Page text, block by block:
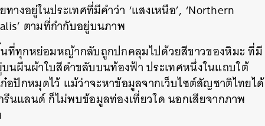
งอยู่ในประเทศที่มีคำว่า ‘แสงเหนือ’, ‘Northern
ตามที่กำกับอยู่บนภาพ
ที่ทุกหย่อมหญ้ากลับถูกปกคลุมไปด้วยสีขาวของหิมะ ที่มี
บนผืนผ้าใบสีดำขลับบนท้องฟ้า ประเทศหนึ่งในแถบใต้
อปักหมุดไว้ แม้ว่าจะหาข้อมูลจากเว็บไซต์สัญชาติไทยได้
นแลนด์ ก็ไม่พบข้อมูลท่องเที่ยวใด นอกเสียจากภาพ